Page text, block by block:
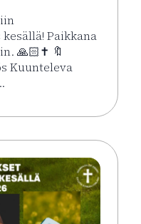
Paikkana
🙏🏻✝️ 🔖
Kuunteleva
rukoushetket